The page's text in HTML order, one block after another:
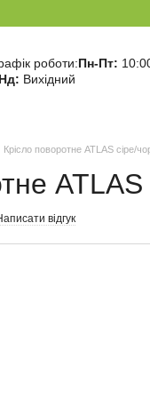
роботи:Пн-Пт:
Вихідний
Крісло поворотне ATLAS сіре/
ATLAS
відгук